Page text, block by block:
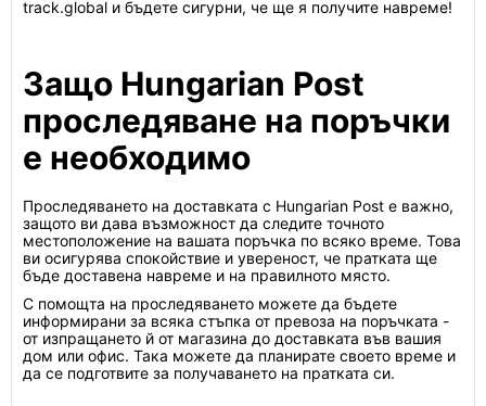
track.global и бъдете сигурни, че ще я получите навреме!
Защо Hungarian Post
проследяване на поръчки
е необходимо
Проследяването на доставката с Hungarian Post е важно,
защото ви дава възможност да следите точното
местоположение на вашата поръчка по всяко време. Това
ви осигурява спокойствие и увереност, че пратката ще
бъде доставена навреме и на правилното място.
С помощта на проследяването можете да бъдете
информирани за всяка стъпка от превоза на поръчката -
от изпращането й от магазина до доставката във вашия
дом или офис. Така можете да планирате своето време и
да се подготвите за получаването на пратката си.